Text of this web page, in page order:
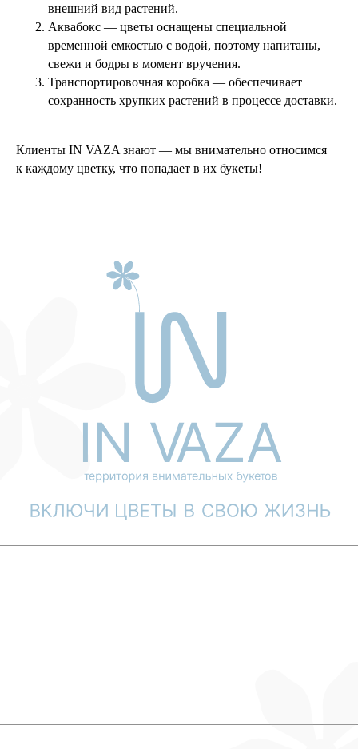
внешний вид растений.
Аквабокс — цветы оснащены специальной
временной емкостью с водой, поэтому напитаны,
свежи и бодры в момент вручения.
Транспортировочная коробка — обеспечивает
сохранность хрупких растений в процессе доставки.
Клиенты IN VAZA знают — мы внимательно относимся
к каждому цветку, что попадает в их букеты!